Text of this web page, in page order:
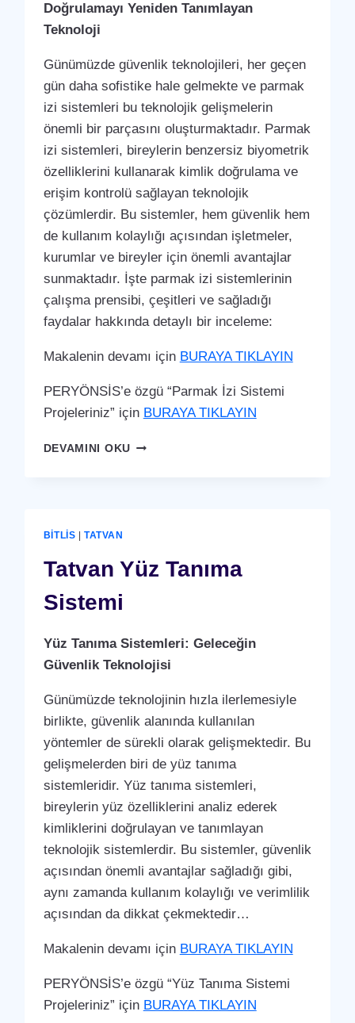
Doğrulamayı Yeniden Tanımlayan
Teknoloji
Günümüzde güvenlik teknolojileri, her geçen
gün daha sofistike hale gelmekte ve parmak
izi sistemleri bu teknolojik gelişmelerin
önemli bir parçasını oluşturmaktadır. Parmak
izi sistemleri, bireylerin benzersiz biyometrik
özelliklerini kullanarak kimlik doğrulama ve
erişim kontrolü sağlayan teknolojik
çözümlerdir. Bu sistemler, hem güvenlik hem
de kullanım kolaylığı açısından işletmeler,
kurumlar ve bireyler için önemli avantajlar
sunmaktadır. İşte parmak izi sistemlerinin
çalışma prensibi, çeşitleri ve sağladığı
faydalar hakkında detaylı bir inceleme:
Makalenin devamı için BURAYA TIKLAYIN
PERYÖNSİS’e özgü “Parmak İzi Sistemi
Projeleriniz” için BURAYA TIKLAYIN
DEVAMINI OKUTATVAN
BITLIS |TATVAN
Tatvan Yüz Tanıma
Sistemi
Yüz Tanıma Sistemleri: Geleceğin
Güvenlik Teknolojisi
Günümüzde teknolojinin hızla ilerlemesiyle
birlikte, güvenlik alanında kullanılan
yöntemler de sürekli olarak gelişmektedir. Bu
gelişmelerden biri de yüz tanıma
sistemleridir. Yüz tanıma sistemleri,
bireylerin yüz özelliklerini analiz ederek
kimliklerini doğrulayan ve tanımlayan
teknolojik sistemlerdir. Bu sistemler, güvenlik
açısından önemli avantajlar sağladığı gibi,
aynı zamanda kullanım kolaylığı ve verimlilik
açısından da dikkat çekmektedir…
Makalenin devamı için BURAYA TIKLAYIN
PERYÖNSİS’e özgü “Yüz Tanıma Sistemi
Projeleriniz” için BURAYA TIKLAYIN